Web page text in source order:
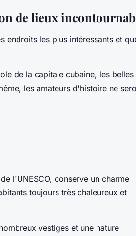
de lieux
endroits les plus intéressants et
de la capitale cubaine, les belles
les amateurs d'histoire ne
l'UNESCO, conserve un charme
toujours très chaleureux et
vestiges et une nature